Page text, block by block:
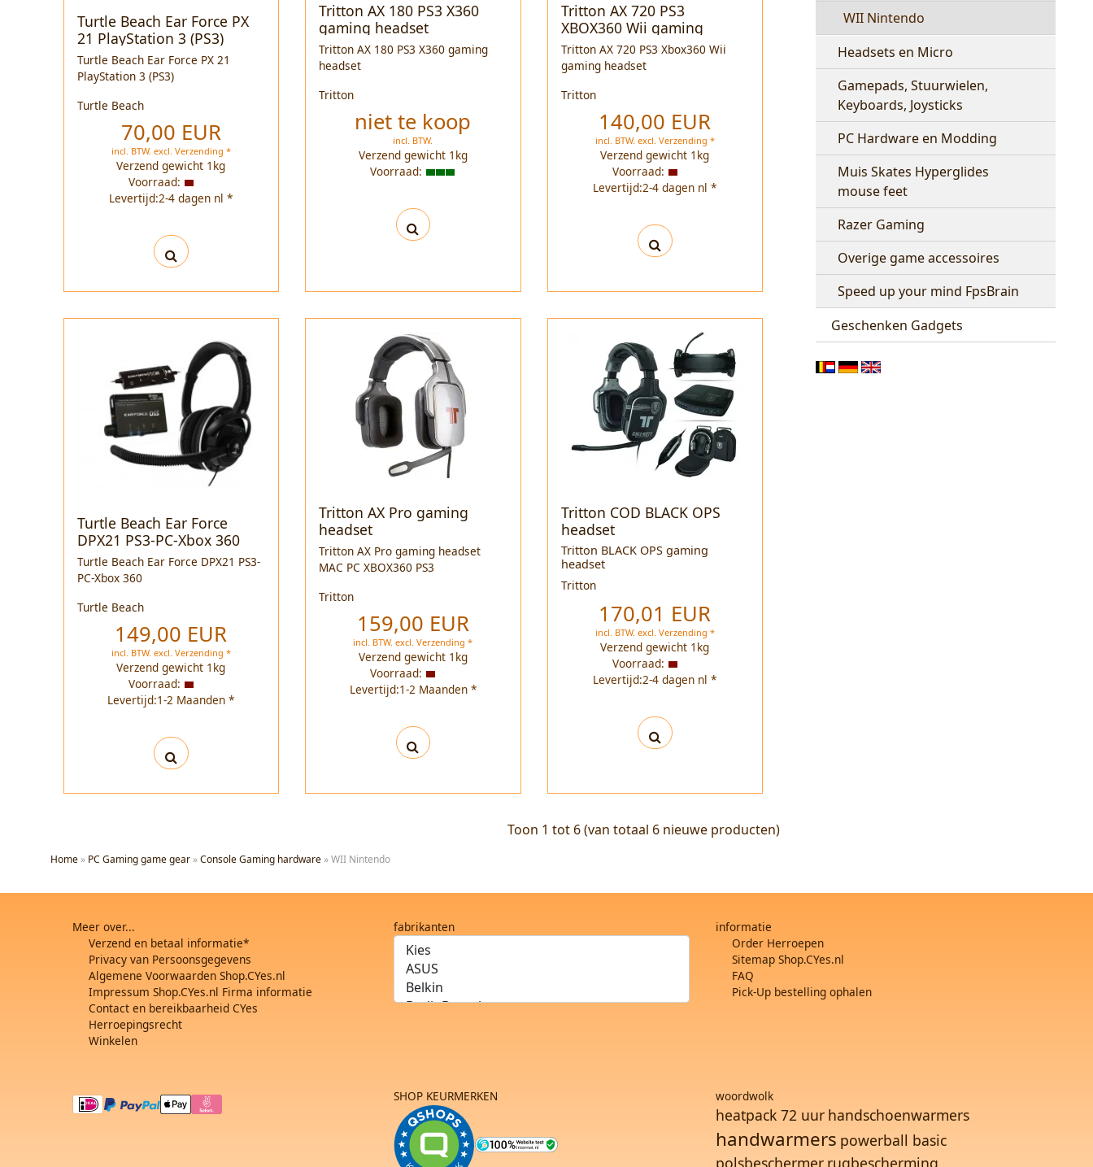
Turtle Beach Ear Force PX
21 PlayStation 3 (PS3)
Turtle Beach Ear Force PX 21
PlayStation 3 (PS3)
Turtle Beach
70,00 EUR
incl. BTW. excl. Verzending *
Verzend gewicht 1 kg
Voorraad:
Levertijd:2-4 dagen nl *
Tritton AX 180 PS3 X360
gaming headset
Tritton AX 180 PS3 X360 gaming
headset
Tritton
niet te koop
incl. BTW.
Verzend gewicht 1 kg
Voorraad:
Tritton AX 720 PS3
XBOX360 Wii gaming
headset
Tritton AX 720 PS3 Xbox360 Wii
gaming headset
Tritton
140,00 EUR
incl. BTW. excl. Verzending *
Verzend gewicht 1 kg
Voorraad:
Levertijd:2-4 dagen nl *
Turtle Beach Ear Force
DPX21 PS3-PC-Xbox 360
Turtle Beach Ear Force DPX21 PS3-
PC-Xbox 360
Turtle Beach
149,00 EUR
incl. BTW. excl. Verzending *
Verzend gewicht 1 kg
Voorraad:
Levertijd:1-2 Maanden *
Tritton AX Pro gaming
headset
Tritton AX Pro gaming headset
MAC PC XBOX360 PS3
Tritton
159,00 EUR
incl. BTW. excl.Verzending *
Verzend gewicht 1 kg
Voorraad:
Levertijd:1-2 Maanden *
Tritton COD BLACK OPS
headset
Tritton BLACKOPS gaming
headset
Tritton
170,01 EUR
incl. BTW. excl. Verzending *
Verzend gewicht 1 kg
Voorraad:
Levertijd:2-4 dagen nl *
Toon 1 tot 6(van totaal 6 nieuwe producten)
Home» PC Gaming game gear»Console Gaming hardware»WII Nintendo
WII Nintendo
Headsets en Micro
Gamepads, Stuurwielen,
Keyboards, Joysticks
PC Hardware en Modding
Muis Skates Hyperglides
mouse feet
Razer Gaming
Overige game accessoires
Speed up your mind FpsBrain
Geschenken Gadgets
Meer over...
Verzend en betaal informatie*
Privacy van Persoonsgegevens
Algemene Voorwaarden Shop.CYes.nl
Impressum Shop.CYes.nl Firma informatie
Contact en bereikbaarheid CYes
Herroepingsrecht
Winkelen
fabrikanten
informatie
Order Herroepen
Sitemap Shop.CYes.nl
FAQ
Pick-Up bestelling ophalen
SHOP KEURMERKEN woordwolk
heatpack 72 uur handschoenwarmers
handwarmers powerball basic
polsbeschermer rugbescherming